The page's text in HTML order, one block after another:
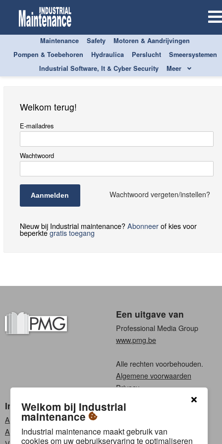
Maintenance Safety
Motoren & Aandrijvingen
Pompen & Toebehoren
Hydraulica Perslucht
Smeersystemen
Industrial Software, It & Cyber Security
Meer
Aanmelden
Welkom terug!
E-mailadres
Wachtwoord
Aanmelden Wachtwoord vergeten/instellen?
Nieuw bij Industrial maintenance?Abonneerof kies voor
beperktegratis toegang
Een uitgave van
Professional Media Group
www.pmg.be
Alle rechten voorbehouden.
Algemene voorwaarden
Privacy
Industrial maintenance
Abonneren
Adverteren
Kies een taal
Frans
Welkom bij Industrial
maintenance
Industrial maintenance maakt gebruik van
cookies om uw gebruikservaring te optimaliseren